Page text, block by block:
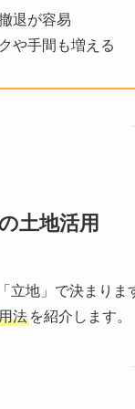
退が容易
や手間も増える
土地活用
立地」で決まりま
法 を紹介します。